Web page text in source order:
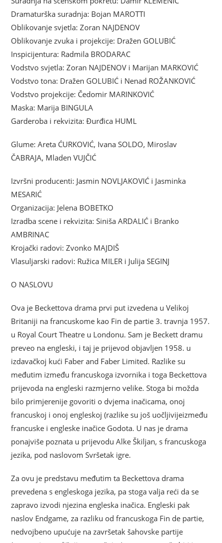
Dramaturška suradnja: Bojan MAROTTI
Oblikovanje svjetla: Zoran NAJDENOV
Oblikovanje zvuka i projekcije: Dražen GOLUBIĆ
Inspicijentura: Radmila BRODARAC
Vodstvo svjetla: Zoran NAJDENOV i Marijan MARKOVIĆ
Vodstvo tona: Dražen GOLUBIĆ i Nenad ROŽANKOVIĆ
Vodstvo projekcije: Čedomir MARINKOVIĆ
Maska: Marija BINGULA
Garderoba i rekvizita: Đurđica HUML
Glume: Areta ĆURKOVIĆ, Ivana SOLDO, Miroslav
ČABRAJA, Mladen VUJČIĆ
Izvršni producenti: Jasmin NOVLJAKOVIĆ i Jasminka
MESARIĆ
Organizacija: Jelena BOBETKO
Izradba scene i rekvizita: Siniša ARDALIĆ i Branko
AMBRINAC
Krojački radovi: Zvonko MAJDIŠ
Vlasuljarski radovi: Ružica MILER i Julija SEGINJ
O NASLOVU
Ova je Beckettova drama prvi put izvedena u Velikoj
Britaniji na francuskome kao Fin de partie 3. travnja 1957.
u Royal Court Theatre u Londonu. Sam je Beckett dramu
preveo na engleski, i taj je prijevod objavljen 1958. u
izdavačkoj kući Faber and Faber Limited. Razlike su
međutim između francuskoga izvornika i toga Beckettova
prijevoda na engleski razmjerno velike. Stoga bi možda
bilo primjerenije govoriti o dvjema inačicama, onoj
francuskoj i onoj engleskoj (razlike su još uočljivijeizmeđu
francuske i engleske inačice Godota. U nas je drama
ponajviše poznata u prijevodu Alke Škiljan, s francuskoga
jezika, pod naslovom Svršetak igre.
Za ovu je predstavu međutim ta Beckettova drama
prevedena s engleskoga jezika, pa stoga valja reći da se
zapravo izvodi njezina engleska inačica. Engleski pak
naslov Endgame, za razliku od francuskoga Fin de partie,
nedvojbeno upućuje na završetak šahovske partije